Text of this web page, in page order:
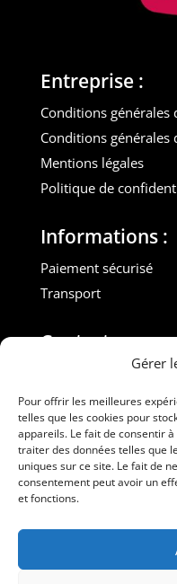
Gérer
Pour offrir les meilleures
telles que les cookies pour
appareils. Le fait de consentir
traiter des données telles que
uniques sur ce site. Le fait de
consentement peut avoir un
et fonctions.
Entreprise :
Conditions générales
Conditions générales
Mentions légales
Politique de
Informations :
Paiement sécurisé
Transport
Contact :
M. Gilles ROUVEYROL
Tél. : +33(0)6 07 72
Professionnels
Suivez-nous